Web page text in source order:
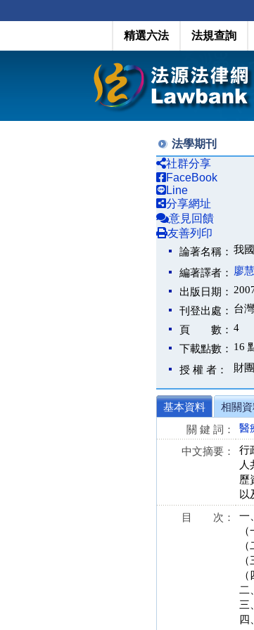
精選六法 法規查詢
法學期刊
社群分享
FaceBook
Line
分享網址
意見回饋
友善列印
論著名稱： 我
編著譯者：
廖
出版日期：
刊登出處： 台
頁 數： 4
下載點數： 16
授 權 者：
財
基本資料
相關
關 鍵 詞：
醫
中文摘要：
行
人
歷
以
目 次：
一
二
三
四